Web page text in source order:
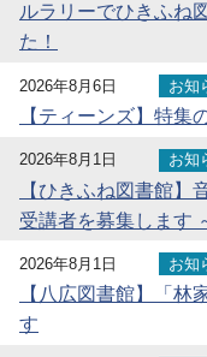
ルラリーでひきふね
た！
2026年8月6日 お知
【ティーンズ】特集
2026年8月1日 お知
【ひきふね図書館
受講者を募集します
2026年8月1日 お知
【八広図書館】「林
す